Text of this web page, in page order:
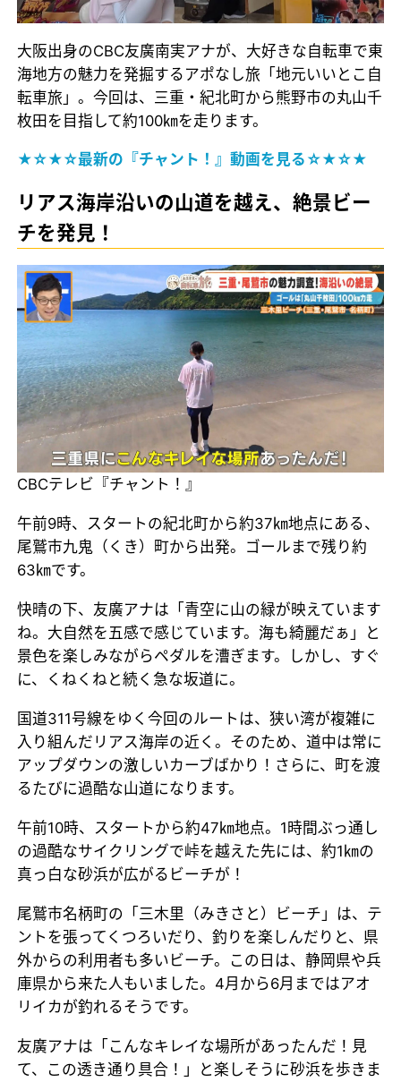
大阪出身のCBC友廣南実アナが、大好きな自転車で東
海地方の魅力を発掘するアポなし旅「地元いいとこ自
転車旅」。今回は、三重・紀北町から熊野市の丸山千
枚田を目指して約100㎞を走ります。
★☆★☆最新の『チャント！』動画を見る☆★☆★
リアス海岸沿いの山道を越え、絶景ビー
チを発見！
CBCテレビ『チャント！』
午前9時、スタートの紀北町から約37㎞地点にある、
尾鷲市九鬼（くき）町から出発。ゴールまで残り約
63㎞です。
快晴の下、友廣アナは「青空に山の緑が映えています
ね。大自然を五感で感じています。海も綺麗だぁ」と
景色を楽しみながらペダルを漕ぎます。しかし、すぐ
に、くねくねと続く急な坂道に。
国道311号線をゆく今回のルートは、狭い湾が複雑に
入り組んだリアス海岸の近く。そのため、道中は常に
アップダウンの激しいカーブばかり！さらに、町を渡
るたびに過酷な山道になります。
午前10時、スタートから約47㎞地点。1時間ぶっ通し
の過酷なサイクリングで峠を越えた先には、約1㎞の
真っ白な砂浜が広がるビーチが！
尾鷲市名柄町の「三木里（みきさと）ビーチ」は、テ
ントを張ってくつろいだり、釣りを楽しんだりと、県
外からの利用者も多いビーチ。この日は、静岡県や兵
庫県から来た人もいました。4月から6月まではアオ
リイカが釣れるそうです。
友廣アナは「こんなキレイな場所があったんだ！見
て、この透き通り具合！」と楽しそうに砂浜を歩きま